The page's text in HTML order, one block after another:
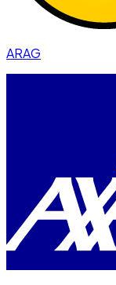
ARAG